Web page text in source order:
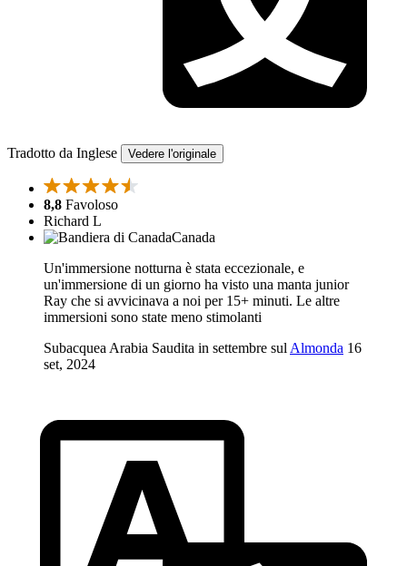
Tradotto da Inglese Vedere l'originale
8,8 Favoloso
Richard L
Canada
Un'immersione notturna è stata eccezionale, e
un'immersione di un giorno ha visto una manta junior
Ray che si avvicinava a noi per 15+ minuti. Le altre
immersioni sono state meno stimolanti
Subacquea Arabia Saudita in settembre sul Almonda 16
set, 2024